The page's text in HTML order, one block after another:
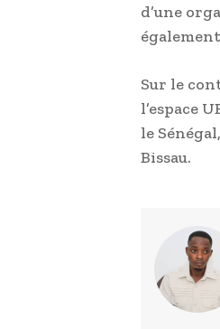
d’une
Sur le
l’espace
le
Bissau.